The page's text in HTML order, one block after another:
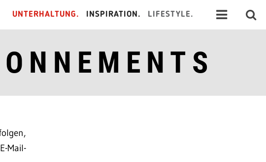
UNTERHALTUNG. INSPIRATION. LIFESTYLE.
Mail-